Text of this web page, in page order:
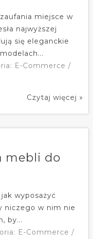
miejsce w
najwyższej
się eleganckie
E-Commerce /
Czytaj więcej »
mebli do
wyposażyć
niczego w nim nie
by...
E-Commerce /